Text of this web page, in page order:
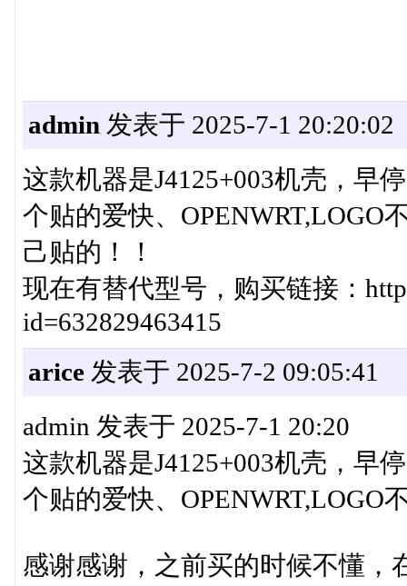
admin 发表于 2025-7-1 20:20:02
这款机器是J4125+003机壳，早
个贴的爱快、OPENWRT,LOGO
己贴的！！
现在有替代型号，购买链接：
id=632829463415
arice发表于 2025-7-2 09:05:41
admin 发表于 2025-7-1 20:20
这款机器是J4125+003机壳，早
个贴的爱快、OPENWRT,LOGO
感谢感谢，之前买的时候不懂，